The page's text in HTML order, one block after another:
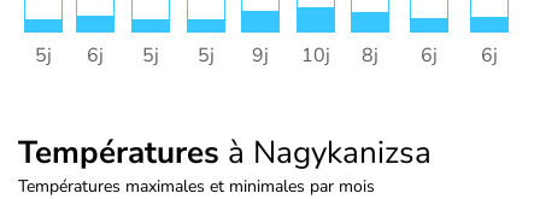
5j 6j 5j 5j 9j 10j 8j 6j 6j
Températures à Nagykanizsa
Températures maximales et minimales par mois